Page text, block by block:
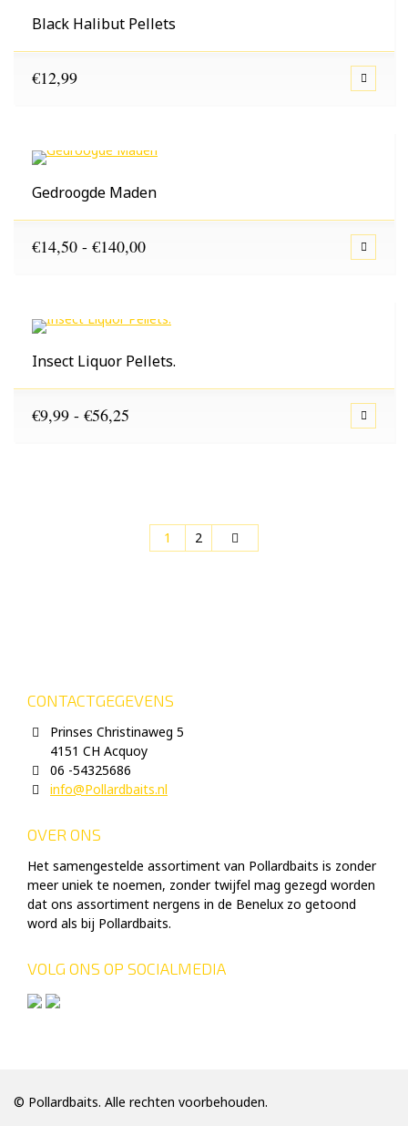
Black Halibut Pellets
€12,99
Gedroogde Maden
€14,50 - €140,00Prijsklasse:
€140,00
Insect Liquor Pellets.
€9,99 - €56,25
1 2
CONTACTGEGEVENS
Prinses Christinaweg 5
4151 CH Acquoy
06 -54325686
info@Pollardbaits.nl
OVER ONS
Het samengestelde assortiment van Pollardbaits is zonder
meer uniek te noemen, zonder twijfel mag gezegd worden
dat ons assortiment nergens in de Benelux zo getoond
word als bij Pollardbaits.
VOLG ONS OP SOCIALMEDIA
© Pollardbaits. Alle rechten voorbehouden.